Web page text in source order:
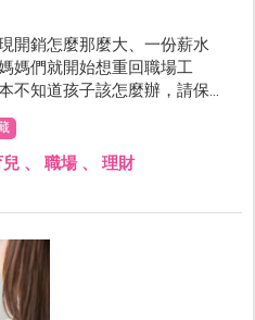
開銷怎麼那麼大、一份薪水
媽們就開始想重回職場工
不知道孩子該怎麼辦，請保
又怕無法準時接送還要多加
己的兼職之路～媽媽們也不
開啟一個新的契機喔！
兒、 職場、 理財